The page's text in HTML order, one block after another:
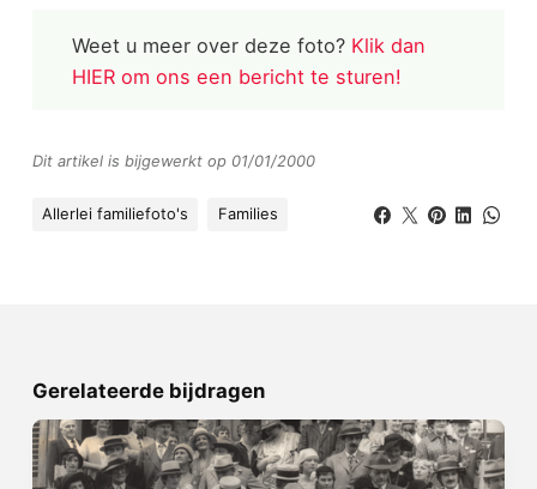
Weet u meer over deze foto? Klik dan
HIER om ons een bericht te sturen!
Dit artikel is bijgewerkt op 01/01/2000
Allerlei familiefoto's Families
Gerelateerde bijdragen